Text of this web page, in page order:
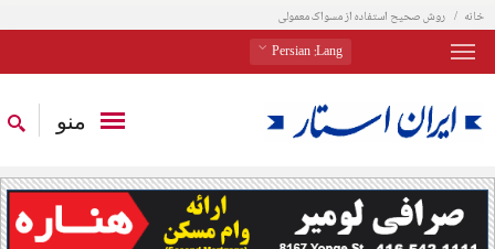
خانه روش صحیح استفاده از مسواک معمولی
Lang
: Persian
منو